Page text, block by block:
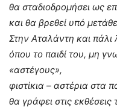
θα σταδιοδρομήσει ως
και θα βρεθεί υπό
Στην Αταλάντη και πάλι
όπου το παιδί του, μη
«αστέγους»,
φιστίκια – αστέρια στα
θα γράφει στις εκθέσεις